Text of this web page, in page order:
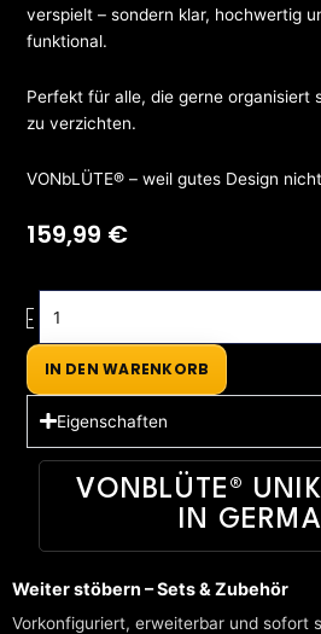
verspielt – sondern klar, hochwertig
funktional.
Perfekt für alle, die gerne organisiert
zu verzichten.
VONbLÜTE® – weil gutes Design
159,99 €
-
Pocket
Pink/Purple
Menge
IN DEN WARENKORB
Eigenschaften
VONBLÜTE®
IN
Weiter stöbern – Sets & Zubehör
Vorkonfiguriert, erweiterbar und sofort